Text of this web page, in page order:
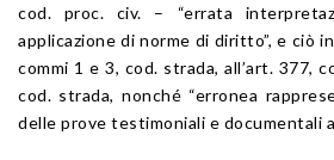
cod. proc. civ. – “errata
applicazione di norme di diritto”, e ciò in
commi 1 e 3, cod. strada, all’art. 377,
cod. strada, nonché “erronea
delle prove testimoniali e documentali